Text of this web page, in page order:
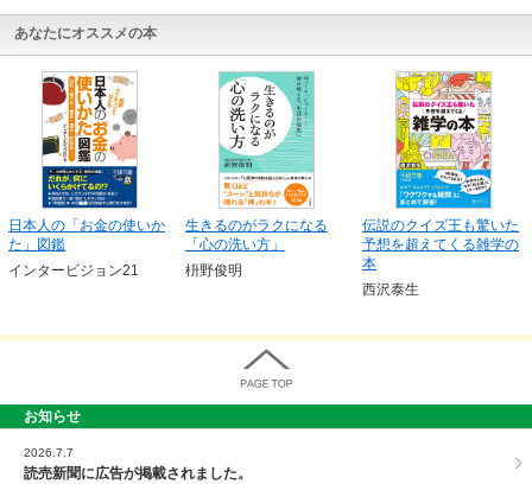
あなたにオススメの本
日本人の「お金の使いか
た」図鑑
インタービジョン21
生きるのがラクになる
「心の洗い方」
枡野俊明
伝説のクイズ王も驚いた
予想を超えてくる雑学の
本
西沢泰生
お知らせ
2026.7.7
読売新聞に広告が掲載されました。
PAGE TOP